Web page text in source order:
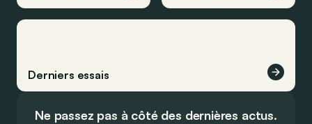
Derniers essais
Ne passez pas à côté des dernières actus.